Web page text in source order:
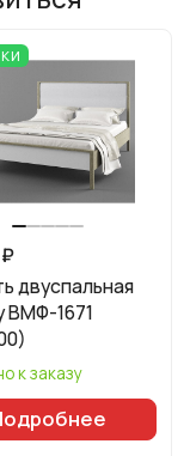
двуспальная
ВМФ-1671
к заказу